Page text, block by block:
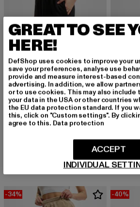
DANGEROUS DNGRS
Dangerous DNGRS Basic Sweatpants Trust
Derzeitiger Preis: 21,15 EURAktionspreis: 44,99 EUR
17,07 EUR
-34% -40%
GREAT TO SEE
HERE!
DefShop uses cookies to improve your
save your preferences, analyse use
provide and measure interest-based
advertising. In addition, we allow
or to use cookies. This may also
your data in the USA or other countries
the EU data protection standard. If you
this, click on "Custom settings". By
agree to this. Data protection
INDIVIDUAL
ACCEPT